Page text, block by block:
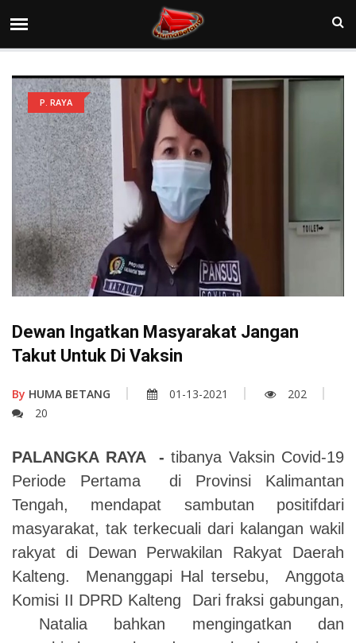
P. RAYA
Dewan Ingatkan Masyarakat Jangan
Takut Untuk Di Vaksin
By HUMA BETANG 01-13-2021
202
20
PALANGKA RAYA - tibanya Vaksin Covid-19
Periode Pertama di Provinsi Kalimantan
Tengah, mendapat sambutan positifdari
masyarakat, tak terkecuali dari kalangan wakil
rakyat di Dewan Perwakilan Rakyat Daerah
Kalteng. Menanggapi Hal tersebu, Anggota
Komisi II DPRD Kalteng Dari fraksi gabungan,
Natalia bahkan mengingatkan dan